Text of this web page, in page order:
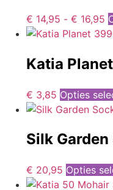
€ 14,95 - € 16,95
Katia
€ 3,85 Opties
Silk
€ 20,95 Opties